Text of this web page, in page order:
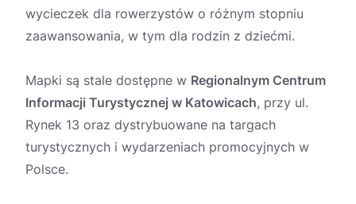
wycieczek dla rowerzystów o różnym stopniu
zaawansowania, w tym dla rodzin z dziećmi.
Mapki są stale dostępne w Regionalnym Centrum
Informacji Turystycznej w Katowicach, przy ul.
Rynek 13 oraz dystrybuowane na targach
turystycznych i wydarzeniach promocyjnych w
Polsce.